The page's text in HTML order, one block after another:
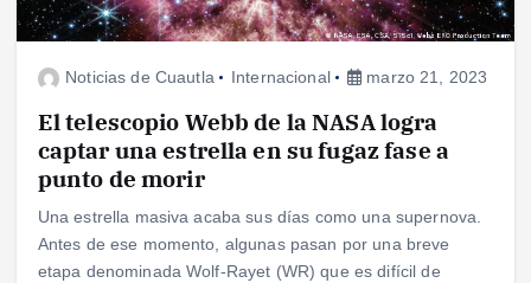
Noticias de Cuautla Internacional marzo 21, 2023
El telescopio Webb de la NASA logra
captar una estrella en su fugaz fase a
punto de morir
Una estrella masiva acaba sus días como una supernova.
Antes de ese momento, algunas pasan por una breve
etapa denominada Wolf-Rayet (WR) que es difícil de